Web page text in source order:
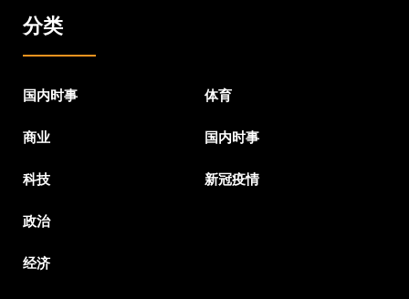
分类
国内时事
商业
科技
政治
经济
体育
国内时事
新冠疫情